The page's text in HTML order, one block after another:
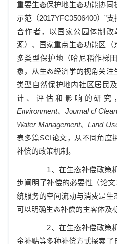
重要生态保护地生态功能协同
示范（2017YFC0506400） ”支
合作者，以国家公园体制改
源）、国家重点生态功能区（
多类型保护地（哈尼稻作梯
象，从生态经济学的视角关注
类型自然保护地内社区居民
计、评估和影响的研究
Environment、 Journal of
Water Management、Land
表多篇SCI论文，从不同角度
补偿的政策机制。
1、在生态补偿政策
步阐明了补偿的必要性（论文
统服务的空间流动与消费是生
可以明确生态补偿的主客体及
2、在生态补偿政策
金补贴等多种补偿方式探索了